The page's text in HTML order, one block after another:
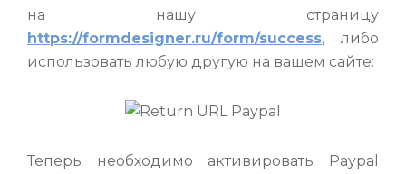
на нашу страницу
https://formdesigner.ru/form/success, либо
использовать любую другую на вашем сайте:
Теперь необходимо активировать Paypal